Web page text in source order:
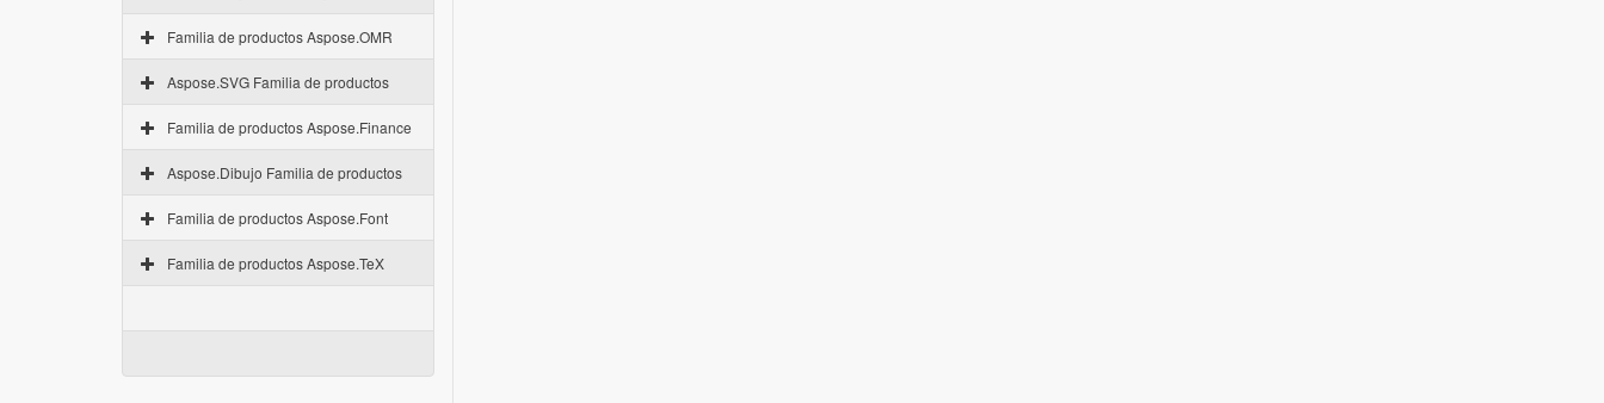
Familia de productos Aspose.OMR
Aspose.SVG Familia de productos
Familia de productos Aspose.Finance
Aspose.Dibujo Familia de productos
Familia de productos Aspose.Font
Familia de productos Aspose.TeX